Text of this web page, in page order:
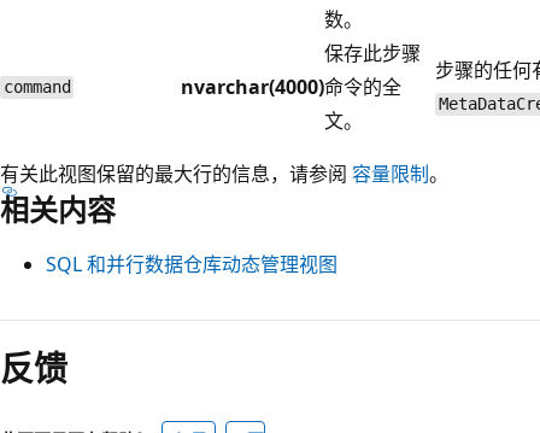
数。
command nvarchar(4000)
保存此步骤
命令的全
文。
步骤的任
有关此视图保留的最大行的信息，请参阅 容量限制。
相关内容
SQL 和并行数据仓库动态管理视图
反馈